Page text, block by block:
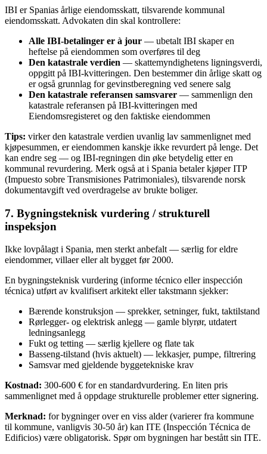
IBI er Spanias årlige eiendomsskatt, tilsvarende kommunal
eiendomsskatt. Advokaten din skal kontrollere:
Alle IBI-betalinger er à jour — ubetalt IBI skaper en
heftelse på eiendommen som overføres til deg
Den katastrale verdien — skattemyndighetens ligningsverdi,
oppgitt på IBI-kvitteringen. Den bestemmer din årlige skatt og
er også grunnlag for gevinstberegning ved senere salg
Den katastrale referansen samsvarer — sammenlign den
katastrale referansen på IBI-kvitteringen med
Eiendomsregisteret og den faktiske eiendommen
Tips: virker den katastrale verdien uvanlig lav sammenlignet med
kjøpesummen, er eiendommen kanskje ikke revurdert på lenge. Det
kan endre seg — og IBI-regningen din øke betydelig etter en
kommunal revurdering. Merk også at i Spania betaler kjøper ITP
(Impuesto sobre Transmisiones Patrimoniales), tilsvarende norsk
dokumentavgift ved overdragelse av brukte boliger.
7. Bygningsteknisk vurdering / strukturell
inspeksjon
Ikke lovpålagt i Spania, men sterkt anbefalt — særlig for eldre
eiendommer, villaer eller alt bygget før 2000.
En bygningsteknisk vurdering (informe técnico eller inspección
técnica) utført av kvalifisert arkitekt eller takstmann sjekker:
Bærende konstruksjon — sprekker, setninger, fukt, taktilstand
Rørlegger- og elektrisk anlegg — gamle blyrør, utdatert
ledningsanlegg
Fukt og tetting — særlig kjellere og flate tak
Basseng-tilstand (hvis aktuelt) — lekkasjer, pumpe, filtrering
Samsvar med gjeldende byggetekniske krav
Kostnad: 300-600 € for en standardvurdering. En liten pris
sammenlignet med å oppdage strukturelle problemer etter signering.
Merknad: for bygninger over en viss alder (varierer fra kommune
til kommune, vanligvis 30-50 år) kan ITE (Inspección Técnica de
Edificios) være obligatorisk. Spør om bygningen har bestått sin ITE.